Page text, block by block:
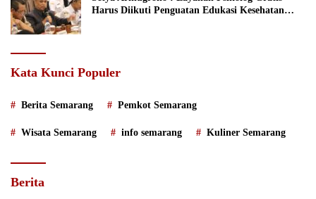
Harus Diikuti Penguatan Edukasi Kesehatan
Kata Kunci Populer
Berita Semarang Pemkot Semarang
Wisata Semarang info semarang Kuliner Semarang
Berita